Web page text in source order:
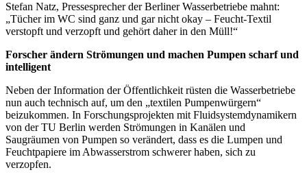
Stefan Natz, Pressesprecher der Berliner Wasserbetriebe mahnt:
„Tücher im WC sind ganz und gar nicht okay – Feucht-Textil
verstopft und verzopft und gehört daher in den Müll!“
Forscher ändern Strömungen und machen Pumpen scharf und
intelligent
Neben der Information der Öffentlichkeit rüsten die Wasserbetriebe
nun auch technisch auf, um den „textilen Pumpenwürgern“
beizukommen. In Forschungsprojekten mit Fluid­systemdy­namikern
von der TU Berlin werden Strömungen in Kanälen und
Saugräumen von Pumpen so verändert, dass es die Lumpen und
Feuchtpapiere im Abwasserstrom schwerer haben, sich zu
verzopfen.